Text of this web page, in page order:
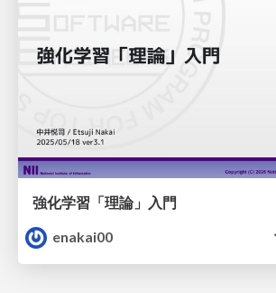
強化学習「理論」入門
enakai00